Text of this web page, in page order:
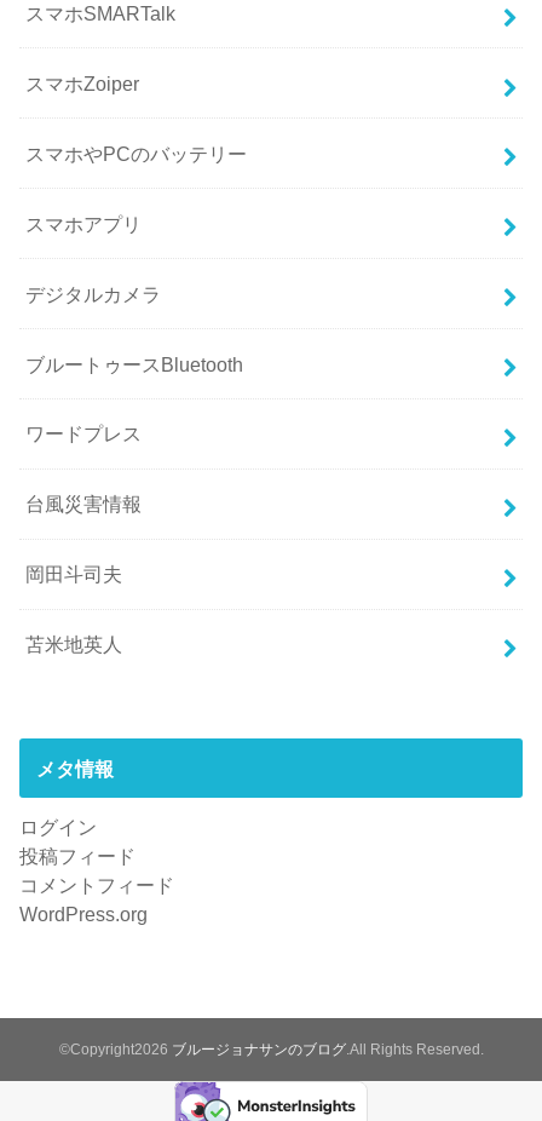
スマホSMARTalk
スマホZoiper
スマホやPCのバッテリー
スマホアプリ
デジタルカメラ
ブルートゥースBluetooth
ワードプレス
台風災害情報
岡田斗司夫
苫米地英人
メタ情報
ログイン
投稿フィード
コメントフィード
WordPress.org
©Copyright2026 ブルージョナサンのブログ.All Rights Reserved.